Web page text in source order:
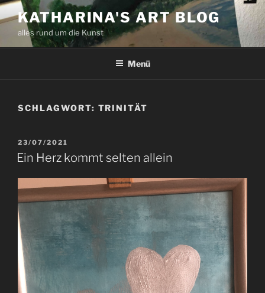
Zum
Inhalt
springen
KATHARINA'S ART BLOG
alles rund um die Kunst
Menü
SCHLAGWORT: TRINITÄT
VERÖFFENTLICHT
AM
23/07/2021
Ein Herz kommt selten allein